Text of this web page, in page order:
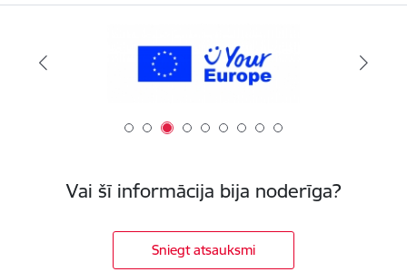
Vai šī informācija bija noderīga?
Sniegt atsauksmi